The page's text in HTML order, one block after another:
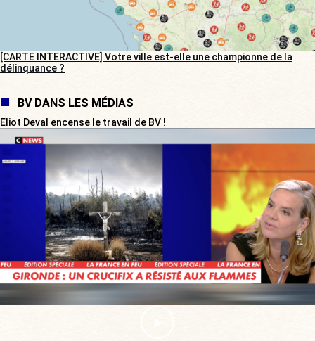
[CARTE INTERACTIVE] Votre ville est-elle une championne de la
délinquance ?
BV DANS LES MÉDIAS
Eliot Deval encense le travail de BV !